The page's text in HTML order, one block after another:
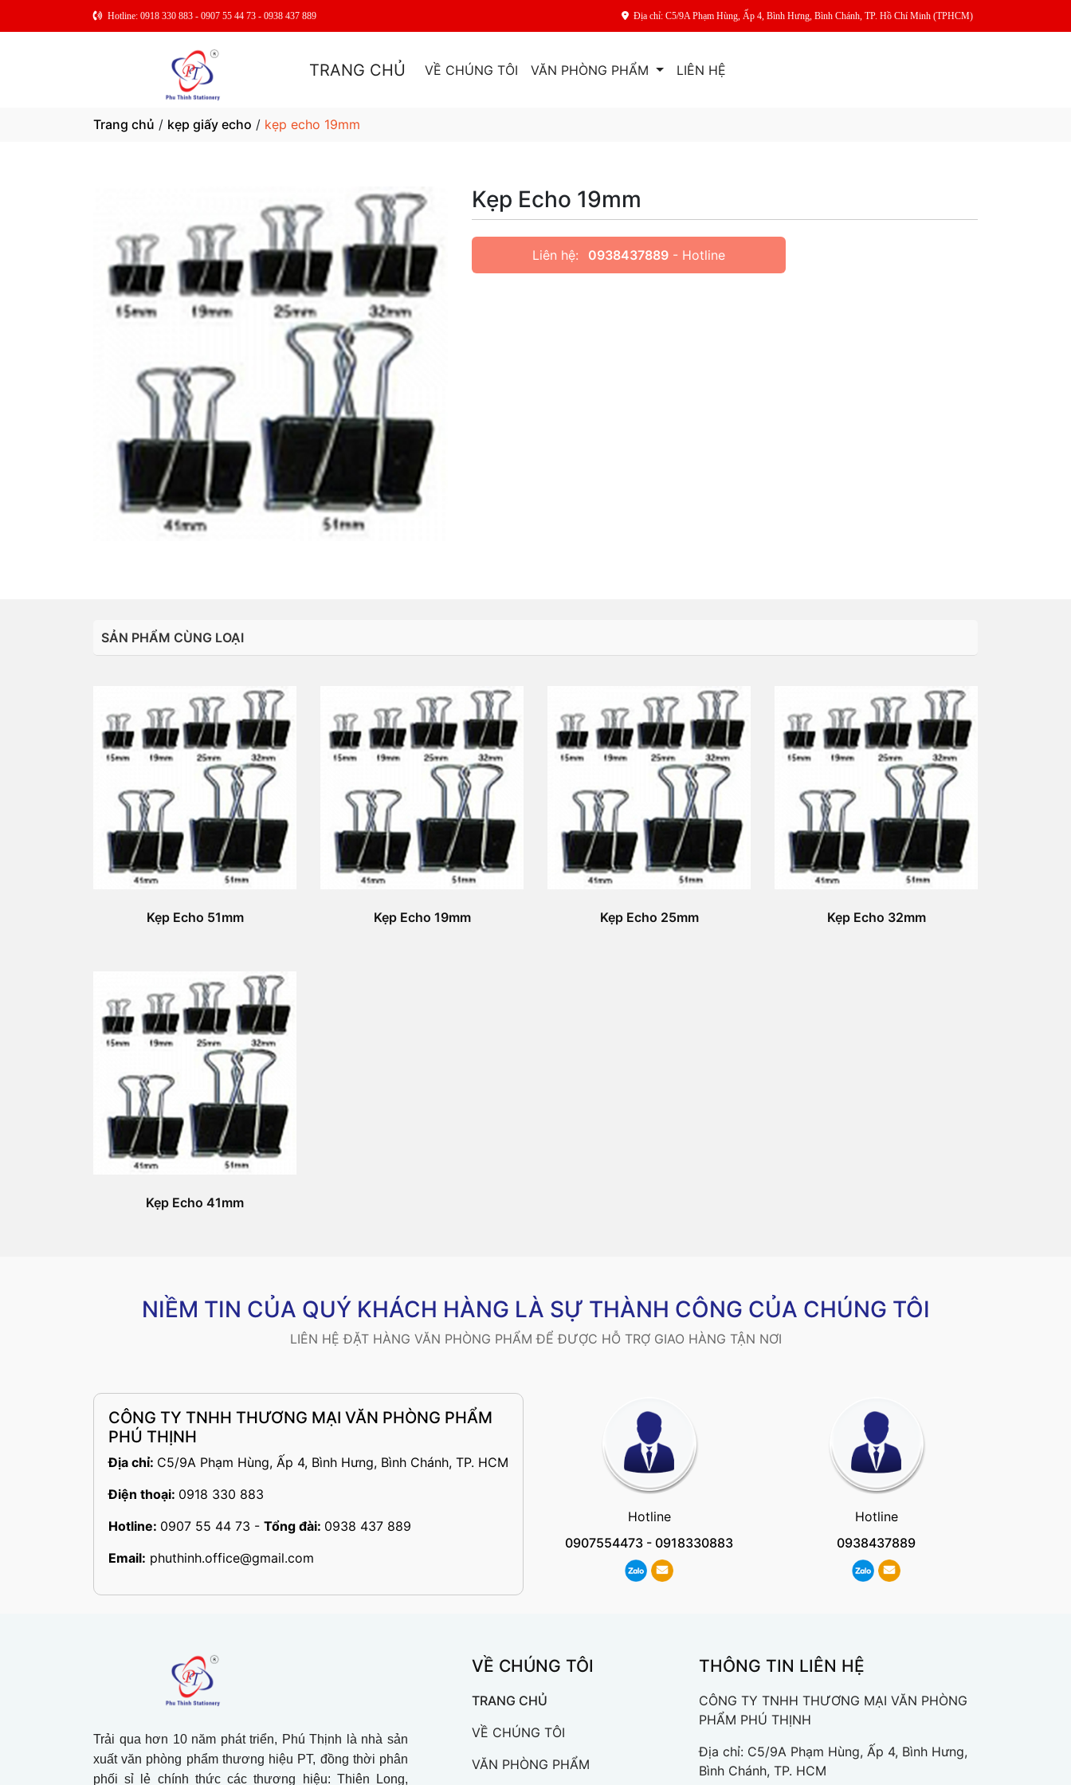
Hotline: 0918 330 883 - 0907 55 44 73 - 0938 437 889 Địa chỉ: C5/9A Phạm Hùng, Ấp 4, Bình Hưng, Bình Chánh, TP. Hồ Chí Minh (TPHCM)
TRANG CHỦ VỀ CHÚNG TÔI VĂN PHÒNG PHẨM LIÊN HỆ
Trang chủ / kẹp giấy echo / kẹp echo 19mm
Kẹp Echo 19mm
Liên hệ: 0938437889- Hotline
SẢN PHẨM CÙNG LOẠI
Kẹp Echo 51mm Kẹp Echo 19mm Kẹp Echo 25mm Kẹp Echo 32mm
Kẹp Echo 41mm
NIỀM TIN CỦA QUÝ KHÁCH HÀNG LÀ SỰ THÀNH CÔNG CỦA CHÚNG TÔI
LIÊN HỆ ĐẶT HÀNG VĂN PHÒNG PHẨM ĐỂ ĐƯỢC HỖ TRỢ GIAO HÀNG TẬN NƠI
CÔNG TY TNHH THƯƠNG MẠI VĂN PHÒNG PHẨM
PHÚ THỊNH
Địa chỉ: C5/9A Phạm Hùng, Ấp 4, Bình Hưng, Bình Chánh, TP. HCM
Điện thoại: 0918 330 883
Hotline: 0907 55 44 73 - Tổng đài: 0938 437 889
Email: phuthinh.office@gmail.com
Hotline
0907554473 - 0918330883
Hotline
0938437889
Trải qua hơn 10 năm phát triển, Phú Thịnh là nhà sản
xuất văn phòng phẩm thương hiệu PT, đồng thời phân
phối sỉ lẻ chính thức các thương hiệu: Thiên Long,
VỀ CHÚNG TÔI
TRANG CHỦ
VỀ CHÚNG TÔI
VĂN PHÒNG PHẨM
THÔNG TIN LIÊN HỆ
CÔNG TY TNHH THƯƠNG MẠI VĂN PHÒNG
PHẨM PHÚ THỊNH
Địa chỉ: C5/9A Phạm Hùng, Ấp 4, Bình Hưng,
Bình Chánh, TP. HCM